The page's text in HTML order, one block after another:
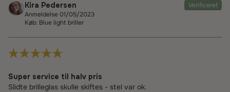
Kira Pedersen
Verificeret
Anmeldelse 01/05/2023
Køb: Blue light briller
Super service til halv pris
Slidte brilleglas skulle skiftes - stel var ok.